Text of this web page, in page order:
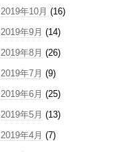
2019年10月 (16)
2019年9月 (14)
2019年8月 (26)
2019年7月 (9)
2019年6月 (25)
2019年5月 (13)
2019年4月 (7)